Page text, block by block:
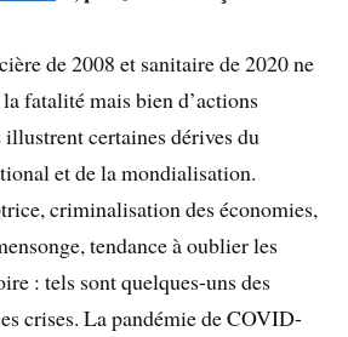
de 2008 et sanitaire de 2020 ne
fatalité mais bien d’actions
certaines dérives du
et de la mondialisation.
criminalisation des économies,
tendance à oublier les
: tels sont quelques-uns des
crises. La pandémie de COVID-